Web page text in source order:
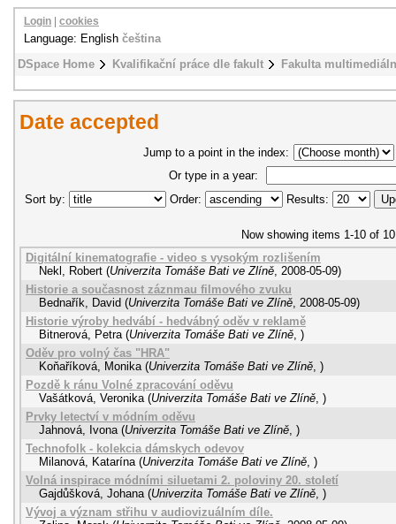
DSpace Home Kvalifikační práce dle fakult Fakulta
Login cookies
Language: English čeština
Date accepted
Jump to a point in the index:
Or type in a year:
Sort by:
Order: Results:
Now showing items 1-10 of 10
Digitální kinematografie - video s vysokým rozlišením
Nekl, Robert (Univerzita Tomáše Bati ve Zlíně, 2008-05-09)
Historie a současnost záznmau filmového zvuku
Bednařík, David (Univerzita Tomáše Bati ve Zlíně, 2008-05-09)
Historie výroby hedvábí - hedvábný oděv v reklamě
Bitnerová, Petra (Univerzita Tomáše Bati ve Zlíně, )
Oděv pro volný čas "HRA"
Koňaříková, Monika (Univerzita Tomáše Bati ve Zlíně, )
Pozdě k ránu Volné zpracování oděvu
Vašátková, Veronika (Univerzita Tomáše Bati ve Zlíně, )
Prvky letectví v módním oděvu
Jahnová, Ivona (Univerzita Tomáše Bati ve Zlíně, )
Technofolk - kolekcia dámskych odevov
Milanová, Katarína (Univerzita Tomáše Bati ve Zlíně, )
Volná inspirace módními siluetami 2. poloviny 20. století
Gajdůšková, Johana (Univerzita Tomáše Bati ve Zlíně, )
Vývoj a význam střihu v audiovizuálním díle.